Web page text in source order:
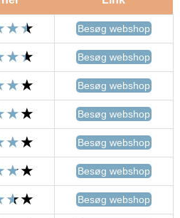
Besøg webshop
Besøg webshop
Besøg webshop
Besøg webshop
Besøg webshop
Besøg webshop
Besøg webshop